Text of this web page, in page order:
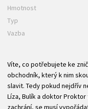
Hmotnost
Typ
Vazba
Víte, co potřebujete ke
obchodník, který k nim
slavit. Tedy pokud nejdřív
Líza, Bulík a doktor
zachrání, se musí